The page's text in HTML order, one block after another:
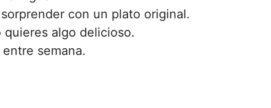
con un plato original.
algo delicioso.
semana.